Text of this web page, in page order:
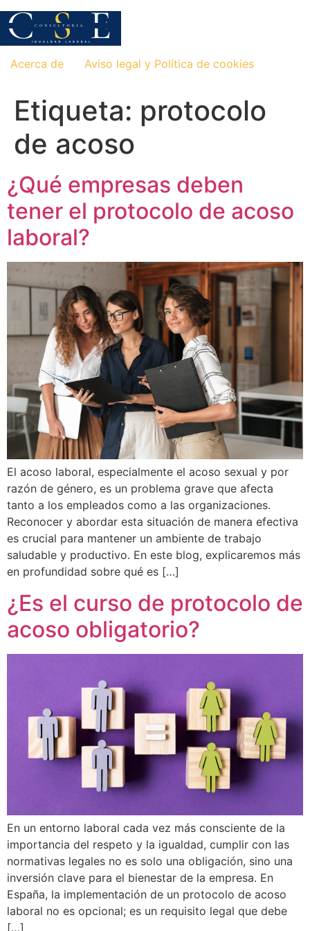
Saltar
contenido
Acerca de
Aviso legal y Política de cookies
Etiqueta: protocolo
de acoso
¿Qué empresas deben
tener el protocolo de acoso
laboral?
El acoso laboral, especialmente el acoso sexual y por
razón de género, es un problema grave que afecta
tanto a los empleados como a las organizaciones.
Reconocer y abordar esta situación de manera efectiva
es crucial para mantener un ambiente de trabajo
saludable y productivo. En este blog, explicaremos más
en profundidad sobre qué es […]
¿Es el curso de protocolo de
acoso obligatorio?
En un entorno laboral cada vez más consciente de la
importancia del respeto y la igualdad, cumplir con las
normativas legales no es solo una obligación, sino una
inversión clave para el bienestar de la empresa. En
España, la implementación de un protocolo de acoso
laboral no es opcional; es un requisito legal que debe
[…]